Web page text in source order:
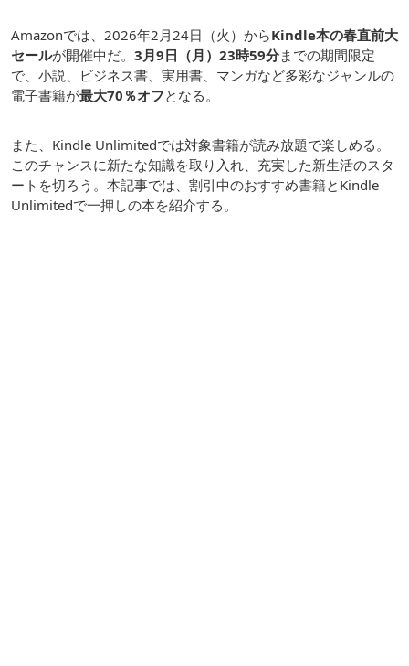
Amazonでは、2026年2月24日（火）からKindle本の春直前大
セールが開催中だ。 3月9日（月）23時59分までの期間限定
で、小説、ビジネス書、実用書、マンガなど多彩なジャンルの
電子書籍が最大70％オフとなる。
また、Kindle Unlimitedでは対象書籍が読み放題で楽しめる。
このチャンスに新たな知識を取り入れ、充実した新生活のスタ
ートを切ろう。本記事では、割引中のおすすめ書籍とKindle
Unlimitedで一押しの本を紹介する。